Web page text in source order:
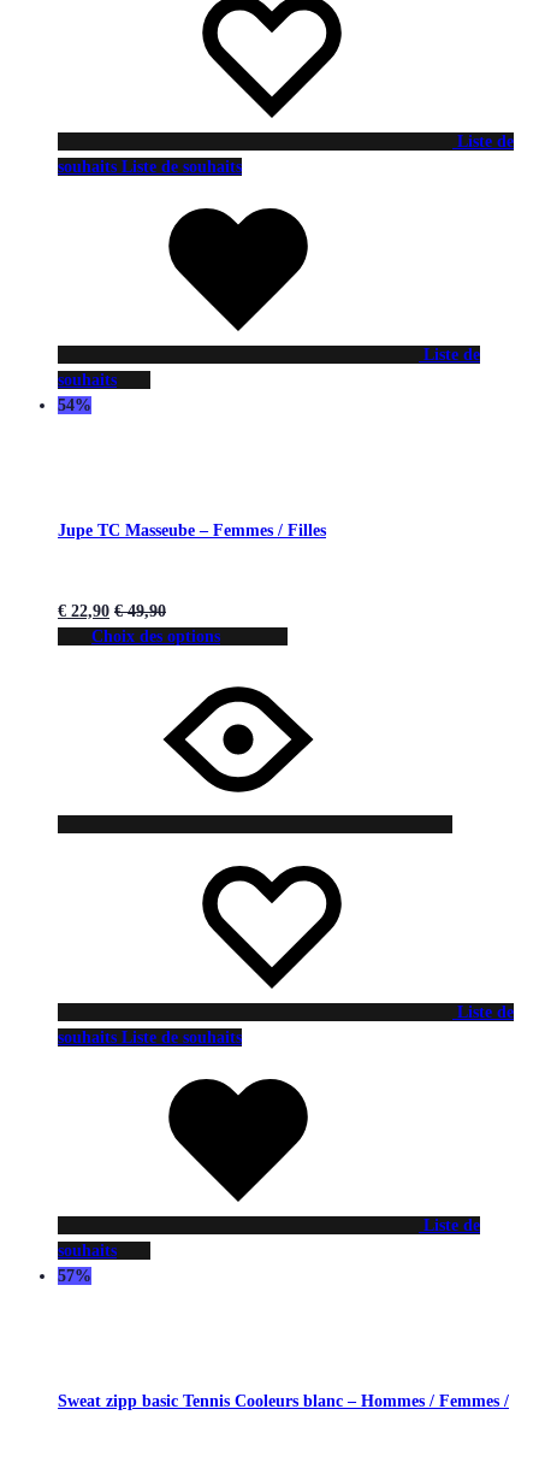
Liste de
souhaits Liste de souhaits
Liste de
souhaits
54%
Jupe TC Masseube – Femmes / Filles
€ 22,90 €49,90
Choix des options
Liste de
souhaits Liste de souhaits
Liste de
souhaits
57%
Sweat zipp basic Tennis Cooleurs blanc – Hommes / Femmes /